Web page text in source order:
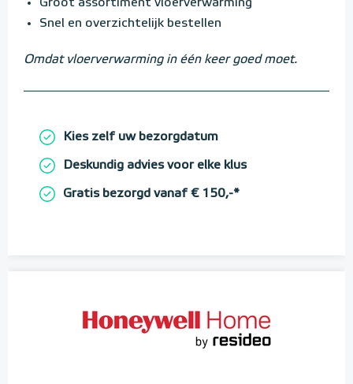
Groot assortiment vloerverwarming
Snel en overzichtelijk bestellen
Omdat vloerverwarming in één keer goed moet.
Kies zelf uw bezorgdatum
Deskundig advies voor elke klus
Gratis bezorgd vanaf € 150,-*